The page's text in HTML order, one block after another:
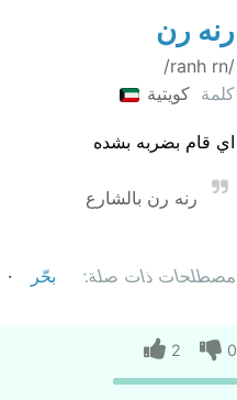
رنه رن
/ranh rn/
كلمة كويتية
اي قام بضربه بشده
رنه رن بالشارع
مصطلحات ذات صلة: بحّر
0
2